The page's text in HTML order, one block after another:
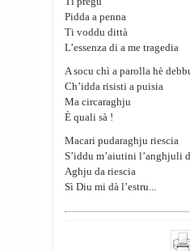
Pidda a penna
Ti voddu dittà
L’essenza di a me tragedia
A socu chì a parolla hè
Ch’idda risisti a puisia
Ma circaraghju
È quali sà !
Macari pudaraghju riescia
S’iddu m’aiutini l’anghjuli
Aghju da riescia
Sì Diu mi dà l’estru...